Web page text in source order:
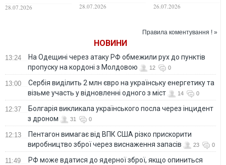
стати наступним
28.07.2026
28.07.2026
26.07.2026
Правила коментування ! »
НОВИНИ
13:24
На Одещині через атаку РФ обмежили рух до пунктів
пропуску на кордоні з Молдовою
12 0
13:00
Сербія виділить 2 млн євро на українську енергетику та
візьме участь у відновленні одного з міст
14 0
12:37
Болгарія викликала українського посла через інцидент
з дроном
31 0
12:13
Пентагон вимагає від ВПК США різко прискорити
виробництво зброї через виснаження запасів
23 0
11:49
РФ може вдатися до ядерної зброї, якщо опиниться